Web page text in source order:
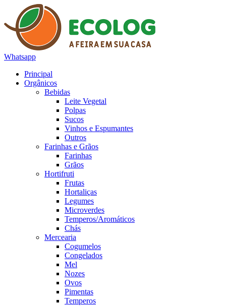
Whatsapp
Principal
Orgânicos
Bebidas
Leite Vegetal
Polpas
Sucos
Vinhos e Espumantes
Outros
Farinhas e Grãos
Farinhas
Grãos
Hortifruti
Frutas
Hortaliças
Legumes
Microverdes
Temperos/Aromáticos
Chás
Mercearia
Cogumelos
Congelados
Mel
Nozes
Ovos
Pimentas
Temperos